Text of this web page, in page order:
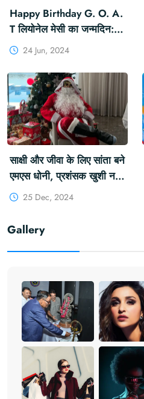
Happy Birthday G. O. A.
T लियोनेल मेसी का जन्मदिन:
एक फुटबॉल लीजेंड के करियर
#Messi #GOAT #KFY
#KHABARFORYOU
#KFYNEWS
24 Jun, 2024
साक्षी और जीवा के लिए सांता बने
एमएस धोनी, प्रशंसक खुशी नहीं
रोक पा रहे: 'थैलाक्लॉस'
#Thalaclaus #Santa
#Sakshi #Ziva
25 Dec, 2024
Gallery